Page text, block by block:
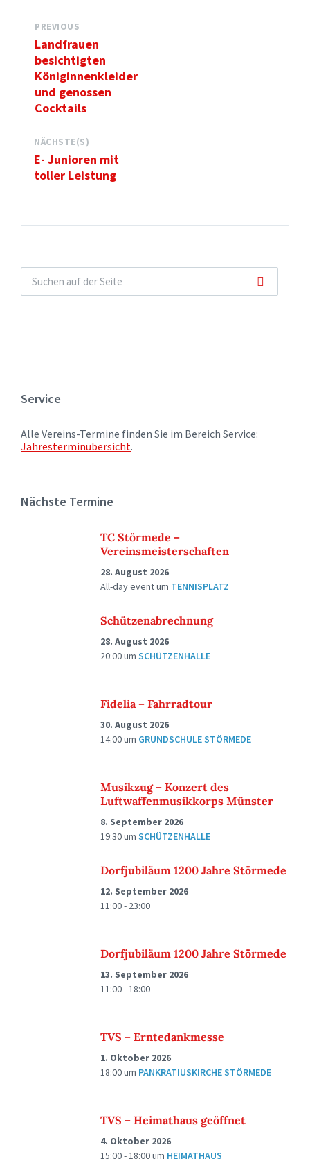
PREVIOUS
Landfrauen
besichtigten
Königinnenkleider
und genossen
Cocktails
NÄCHSTE(S)
E- Junioren mit
toller Leistung
Service
Alle Vereins-Termine finden Sie im Bereich Service:
Jahresterminübersicht.
Nächste Termine
TC Störmede –
Vereinsmeisterschaften
28. August 2026
All-day eventum TENNISPLATZ
Schützenabrechnung
28. August 2026
20:00um SCHÜTZENHALLE
Fidelia – Fahrradtour
30. August 2026
14:00um GRUNDSCHULE STÖRMEDE
Musikzug – Konzert des
Luftwaffenmusikkorps Münster
8. September 2026
19:30um SCHÜTZENHALLE
Dorfjubiläum 1200 Jahre Störmede
12. September 2026
11:00 - 23:00
Dorfjubiläum 1200 Jahre Störmede
13. September 2026
11:00 - 18:00
TVS – Erntedankmesse
1. Oktober 2026
18:00um PANKRATIUSKIRCHE STÖRMEDE
TVS – Heimathaus geöffnet
4. Oktober 2026
15:00 - 18:00um HEIMATHAUS